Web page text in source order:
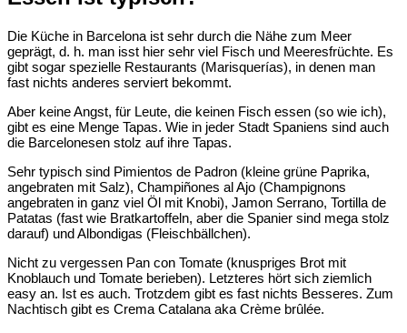
Die Küche in Barcelona ist sehr durch die Nähe zum Meer
geprägt, d. h. man isst hier sehr viel Fisch und Meeresfrüchte. Es
gibt sogar spezielle Restaurants (Marisquerías), in denen man
fast nichts anderes serviert bekommt.
Aber keine Angst, für Leute, die keinen Fisch essen (so wie ich),
gibt es eine Menge Tapas. Wie in jeder Stadt Spaniens sind auch
die Barcelonesen stolz auf ihre Tapas.
Sehr typisch sind Pimientos de Padron (kleine grüne Paprika,
angebraten mit Salz), Champiñones al Ajo (Champignons
angebraten in ganz viel Öl mit Knobi), Jamon Serrano, Tortilla de
Patatas (fast wie Bratkartoffeln, aber die Spanier sind mega stolz
darauf) und Albondigas (Fleischbällchen).
Nicht zu vergessen Pan con Tomate (knuspriges Brot mit
Knoblauch und Tomate berieben). Letzteres hört sich ziemlich
easy an. Ist es auch. Trotzdem gibt es fast nichts Besseres. Zum
Nachtisch gibt es Crema Catalana aka Crème brûlée.